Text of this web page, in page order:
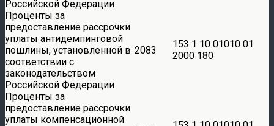
Российской Федерации
Проценты за
предоставление рассрочки
уплаты антидемпинговой
пошлины, установленной в
соответствии с
законодательством
Российской Федерации
2083
153 1 10 01010 01
2000 180
Проценты за
предоставление рассрочки
уплаты компенсационной